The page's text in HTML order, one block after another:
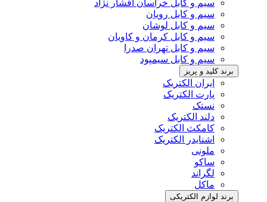
سیم و کابل خراسان افشار نژاد
سیم و کابل رویان
سیم و کابل لوشان
سیم و کابل کرمان و کاویان
سیم و کابل تهران صدرا
سیم و کابل سیمپود
برند کلید و پریز
ایران الکتریک
پارت الکتریک
نستک
دلند الکتریک
کامکث الکتریک
اشنایدر الکتریک
ملونی
ساکو
لگراند
ماکل
برند لوازم الکتریکی